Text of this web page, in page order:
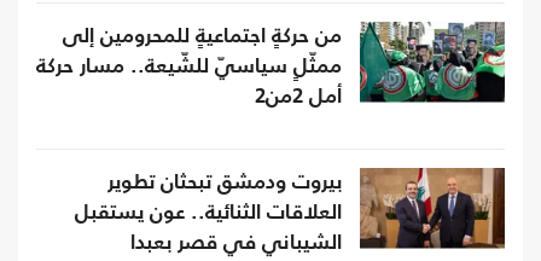
من حركةٍ اجتماعيةٍ للمحرومين إلى
ممثّلٍ سياسيّ للشّيعة.. مسار حركة
أمل 2من2
بيروت ودمشق تبحثان تطوير
العلاقات الثنائية.. عون يستقبل
الشيباني في قصر بعبدا